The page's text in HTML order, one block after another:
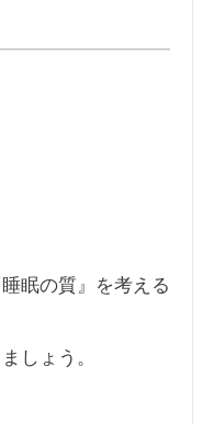
眠の質』を考える
しょう。